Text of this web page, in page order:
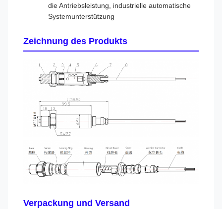
die Antriebsleistung, industrielle automatische
Systemunterstützung
Zeichnung des Produkts
Verpackung und Versand